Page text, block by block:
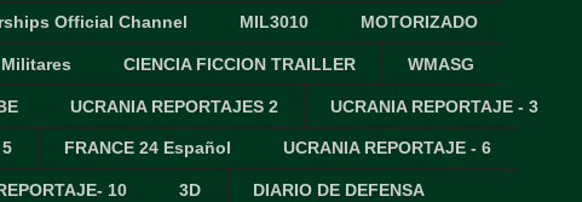
Official Channel MIL3010 MOTORIZADO
CIENCIA FICCION TRAILLER WMASG
UCRANIA REPORTAJES 2 UCRANIA REPORTAJE - 3
FRANCE 24 Español UCRANIA REPORTAJE - 6
10 3D DIARIO DE DEFENSA